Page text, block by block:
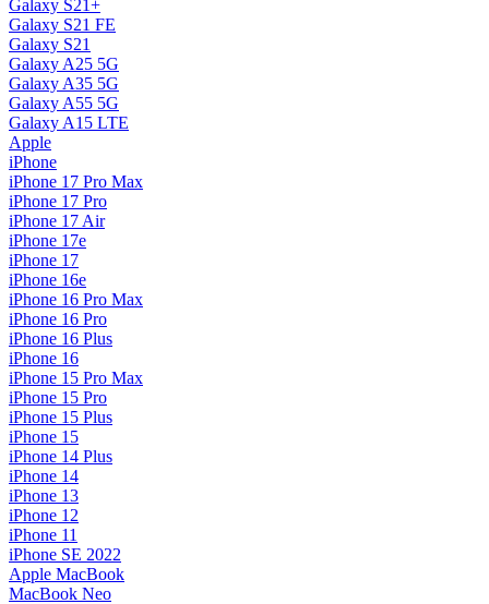
Galaxy S21+
Galaxy S21 FE
Galaxy S21
Galaxy A25 5G
Galaxy A35 5G
Galaxy A55 5G
Galaxy A15 LTE
Apple
iPhone
iPhone 17 Pro Max
iPhone 17 Pro
iPhone 17 Air
iPhone 17e
iPhone 17
iPhone 16e
iPhone 16 Pro Max
iPhone 16 Pro
iPhone 16 Plus
iPhone 16
iPhone 15 Pro Max
iPhone 15 Pro
iPhone 15 Plus
iPhone 15
iPhone 14 Plus
iPhone 14
iPhone 13
iPhone 12
iPhone 11
iPhone SE 2022
Apple MacBook
MacBook Neo